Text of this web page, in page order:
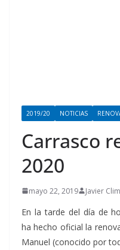
2019/20 NOTICIAS
Carrasco
2020
mayo 22, 2019 Javier
En la tarde del día de
ha hecho oficial la
Manuel (conocido por